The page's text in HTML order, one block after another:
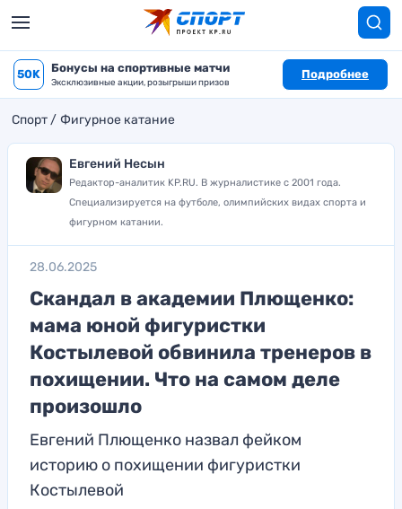
50K Бонусы на спортивные матчи
Эксклюзивные акции, розыгрыши призов
Подробнее
Спорт Фигурное катание
Евгений Несын
Редактор-аналитик KP.RU. В журналистике с 2001 года.
Специализируется на футболе, олимпийских видах спорта и
фигурном катании.
28.06.2025
Скандал в академии Плющенко:
мама юной фигуристки
Костылевой обвинила тренеров в
похищении. Что на самом деле
произошло
Евгений Плющенко назвал фейком
историю о похищении фигуристки
Костылевой